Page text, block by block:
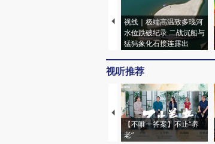
视线｜极端高温致多瑙河
水位跌破纪录 二战沉船与
猛犸象化石接连露出
视听推荐
【不唯一答案】不止“养
老”